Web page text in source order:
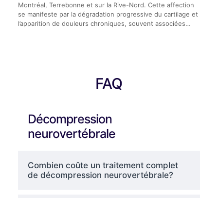
Montréal, Terrebonne et sur la Rive-Nord. Cette affection
se manifeste par la dégradation progressive du cartilage et
l’apparition de douleurs chroniques, souvent associées…
FAQ
Décompression
neurovertébrale
Combien coûte un traitement complet
de décompression neurovertébrale?